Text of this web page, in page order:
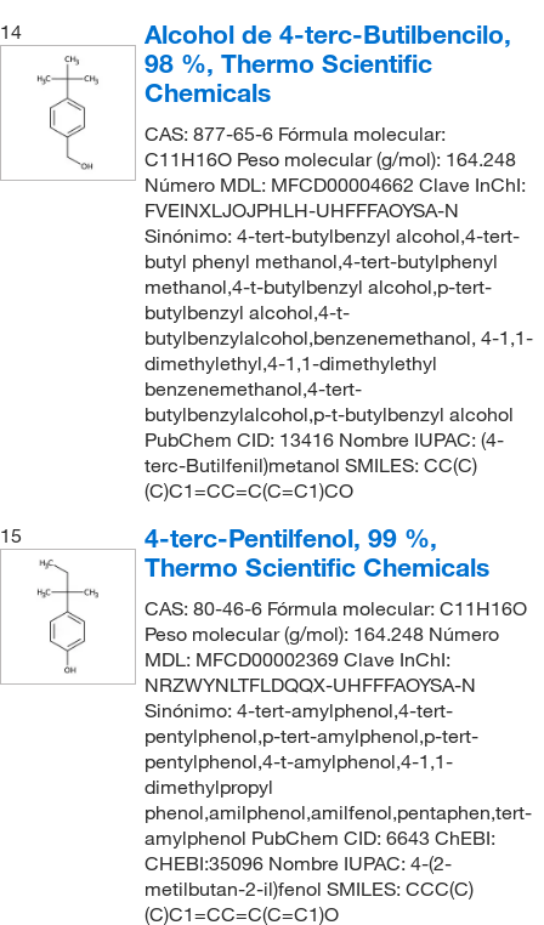
14
Alcohol de 4-terc-Butilbencilo,
98 %, Thermo Scientific
Chemicals
CAS: 877-65-6 Fórmula molecular:
C11H16O Peso molecular (g/mol): 164.248
Número MDL: MFCD00004662 Clave InChI:
FVEINXLJOJPHLH-UHFFFAOYSA-N
Sinónimo: 4-tert-butylbenzyl alcohol,4-tert-
butyl phenyl methanol,4-tert-butylphenyl
methanol,4-t-butylbenzyl alcohol,p-tert-
butylbenzyl alcohol,4-t-
butylbenzylalcohol,benzenemethanol, 4-1,1-
dimethylethyl,4-1,1-dimethylethyl
benzenemethanol,4-tert-
butylbenzylalcohol,p-t-butylbenzyl alcohol
PubChem CID: 13416 Nombre IUPAC: (4-
terc-Butilfenil)metanol SMILES: CC(C)
(C)C1=CC=C(C=C1)CO
15
4-terc-Pentilfenol, 99 %,
Thermo Scientific Chemicals
CAS: 80-46-6 Fórmula molecular: C11H16O
Peso molecular (g/mol): 164.248 Número
MDL: MFCD00002369 Clave InChI:
NRZWYNLTFLDQQX-UHFFFAOYSA-N
Sinónimo: 4-tert-amylphenol,4-tert-
pentylphenol,p-tert-amylphenol,p-tert-
pentylphenol,4-t-amylphenol,4-1,1-
dimethylpropyl
phenol,amilphenol,amilfenol,pentaphen,tert-
amylphenol PubChem CID: 6643 ChEBI:
CHEBI:35096 Nombre IUPAC: 4-(2-
metilbutan-2-il)fenol SMILES: CCC(C)
(C)C1=CC=C(C=C1)O